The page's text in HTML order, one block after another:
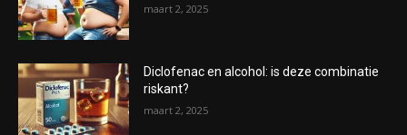
maart 2, 2025
Diclofenac en alcohol: is deze combinatie
riskant?
maart 2, 2025